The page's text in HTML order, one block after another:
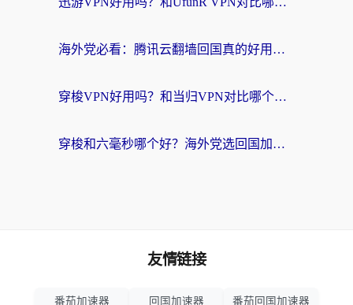
海外党必看：腾讯云翻墙回国真的好用吗？+ 3步选对回国加速器指南
穿梭VPN好用吗？和当归VPN对比哪个回国效果更好？海外党亲测实用指南
穿梭和六毫秒哪个好？海外党选回国加速器的避坑指南，附番茄加速器实测
友情链接
番茄加速器 回国加速器 番茄回国加速器